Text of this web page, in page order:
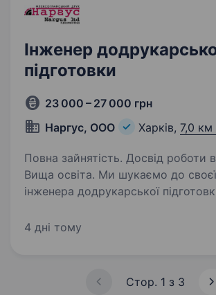
Інженер
підготовки
23 000 – 27 000 грн
Наргус, ООО
Харків, 7,0 км
Повна зайнятість. Досвід роботи
Вища освіта. Ми шукаємо до своєї команди
інженера додрукарської
до флексографічного друку та
4 дні тому
Стор. 1 з 3